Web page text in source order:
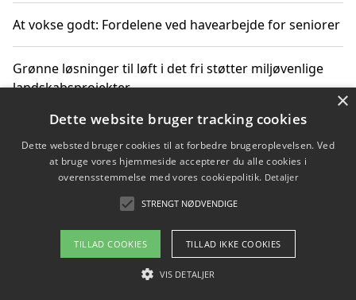
At vokse godt: Fordelene ved havearbejde for seniorer
Grønne løsninger til løft i det fri støtter miljøvenlige
landskabsprojekter
Gør haven til et frirum for familien og naturen
Copyright 2026 - Pilanto Aps
Om / kontakt
Blog Betingelser
×
Dette website bruger tracking cookies
Dette websted bruger cookies til at forbedre brugeroplevelsen. Ved
at bruge vores hjemmeside accepterer du alle cookies i
overensstemmelse med vores cookiepolitik. Detaljer
STRENGT NØDVENDIGE
TILLAD COOKIES TILLAD IKKE COOKIES
VIS DETALJER